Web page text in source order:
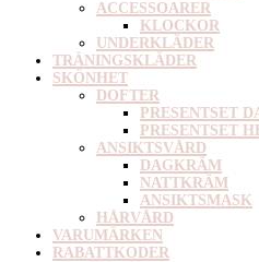
ACCESSOARER
KLOCKOR
UNDERKLÄDER
TRÄNINGSKLÄDER
SKÖNHET
DOFTER
PRESENTSET
PRESENTSET
ANSIKTSVÅRD
DAGKRÄM
NATTKRÄM
ANSIKTSMASK
HÅRVÅRD
VARUMÄRKEN
RABATTKODER